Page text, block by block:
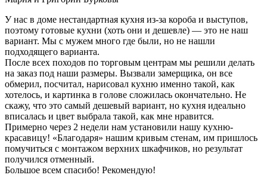
У нас в доме нестандартная кухня из-за короба и выступов,
поэтому готовые кухни (хоть они и дешевле) — это не наш
вариант. Мы с мужем много где были, но не нашли
подходящего варианта.
После всех походов по торговым центрам мы решили делать
на заказ под наши размеры. Вызвали замерщика, он все
обмерил, посчитал, нарисовал кухню именно такой, как
хотелось, и картинка в голове сложилась окончательно. Не
скажу, что это самый дешевый вариант, но кухня идеально
вписалась и цвет выбрала такой, как мне нравится.
Примерно через 2 недели нам установили нашу кухню-
красавицу! «Благодаря» нашим кривым стенам, им пришлось
помучиться с монтажом верхних шкафчиков, но результат
получился отменный.
Большое всем спасибо! Рекомендую!